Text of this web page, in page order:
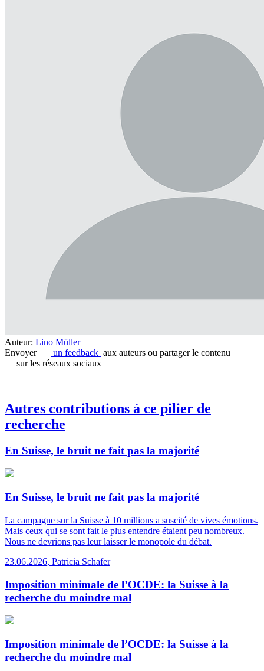
Auteur: Lino Müller
Envoyer
un feedback aux auteurs ou partager le contenu
sur les réseaux sociaux
Autres contributions à ce pilier de
recherche
En Suisse, le bruit ne fait pas la majorité
En Suisse, le bruit ne fait pas la majorité
La campagne sur la Suisse à 10 millions a suscité de vives émotions.
Mais ceux qui se sont fait le plus entendre étaient peu nombreux.
Nous ne devrions pas leur laisser le monopole du débat.
23.06.2026, Patricia Schafer
Imposition minimale de l’OCDE: la Suisse à la
recherche du moindre mal
Imposition minimale de l’OCDE: la Suisse à la
recherche du moindre mal